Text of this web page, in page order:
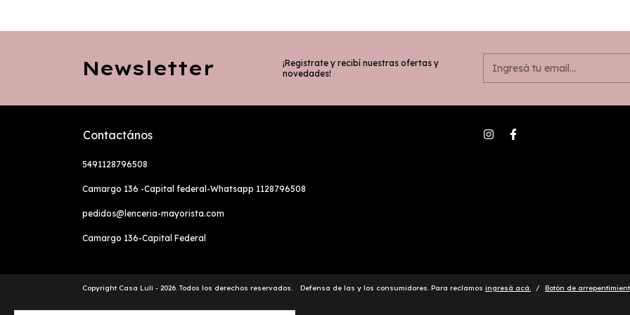
Newsletter
¡Registrate y recibí nuestras ofertas y
novedades!
Contactános
5491128796508
Camargo 136 -Capital federal-Whatsapp 1128796508
pedidos@lenceria-mayorista.com
Camargo 136-Capital Federal
Copyright Casa Luli - 2026. Todos los derechos reservados. Defensa de las y los consumidores. Para reclamos ingresá acá. / Botón de